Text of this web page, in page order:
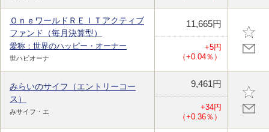
ＯｎｅワールドＲＥＩＴアクティブ
ファンド（毎月決算型）
愛称：世界のハッピー・オーナー
世ハピオーナ
11,665円
+5円
（+0.04％）
みらいのサイフ（エントリーコー
ス）
みサイフ・エ
9,461円
+34円
（+0.36％）